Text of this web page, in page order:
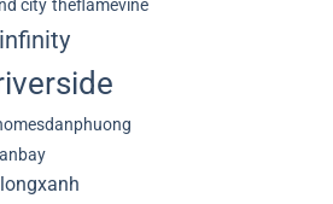
city theflamevine